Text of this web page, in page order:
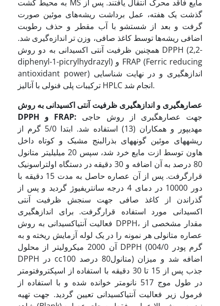
به محیط کشت MS مایع فاقد محرک انتقال یافتند. پس از
گذشت یک هفته، عمل برداشت ریشه‌های موئین صورت
گرفت و بعد از شستشو با آب مقطر و حذف رطوبت
اضافی ریشه‌ها توسط کاغذ صافی، وزن تر اندازه‌گیری شد.
همچنین ظرفیت آنتی اکسیدانی به دو روش DPPH (2,2-
diphenyl-1-picrylhydrazyl) و FRAP (Ferric reducing
antioxidant power) اندازه­گیری و در نهایت شناسایی
ترکیبات پلی فنولی با آنالیز‌ HPLC انجام شد.
عصاره­گیری و اندازه­گیری ظرفیت آنتی اکسیدانی به روش
DPPH
FRAP: جهت عصاره­گیری از روش حاجی
مهدیپور و همکاران (13) استفاده شد. ابتدا 5/0 گرم از
ریشه­های موئین گونه­های بذرالبنج مشبک و کوتاه داخل
هاون توسط ازت مایع خرد شد، سپس 20 میلی­لیتر متانول
80 درصد به آن اضافه و 30 دقیقه در دستگاه اولتراسونیک
قرارگرفت. پس از آن عصاره حاصل به مدت 15 دقیقه با
دور 10000 در دمای 4 درجه سانتریفیوژ گردید و پس از
گذراندن از کاغذ صافی جهت سنجش ظرفیت آنتی
اکسیدانی مورد استفاده قرارگرفت. برای اندازه­گیری
فعالیت آنتی­اکسیدانی به روش DPPH، مقدار مشخصی از
عصاره متانولی هر نمونه را در یک لوله آزمایش ریخته و به
آن 2000 میکرولیتر از محلول DPPH (004/0 گرم پودر
DPPH در cc100 متانول80 درصد) اضافه شد و میزان
جذب پس از 15 تا 30 دقیقه با استفاده از اسپکتروفتومتر
در طول موج 517 نانومتر خوانده شده و با استفاده از
فرمول زیر فعالیت آنتی­اکسیدانی تعیین گردید. جهت تهیه